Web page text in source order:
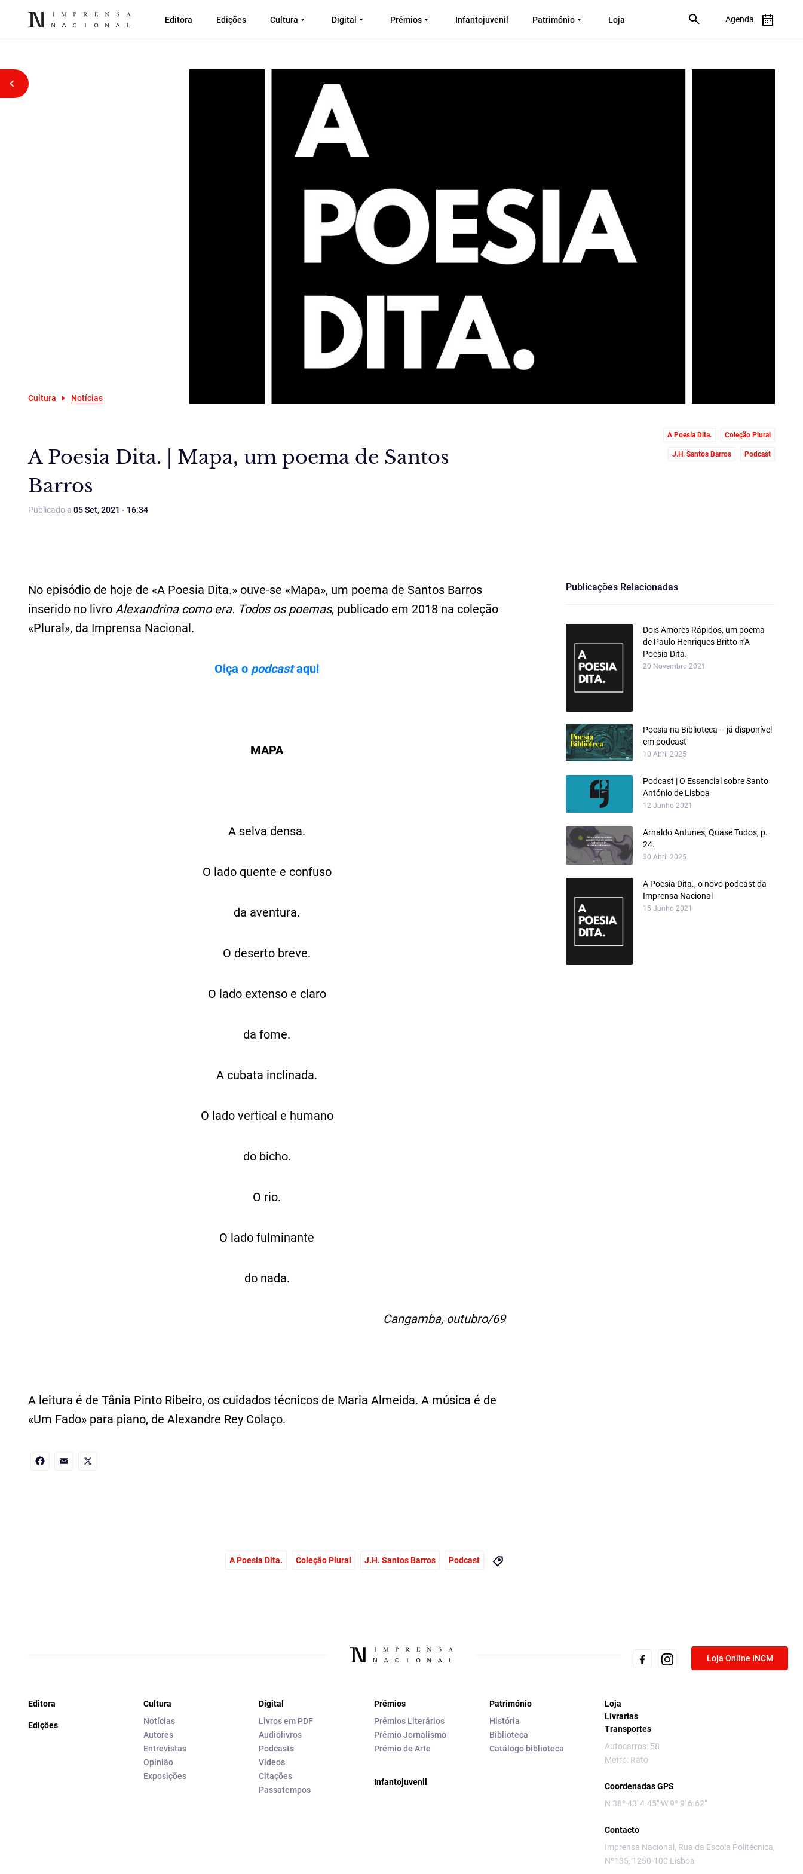
Editora Edições Cultura Digital Prémios Infantojuvenil Património Loja Agenda
Voltar atrás
Cultura Notícias
A Poesia Dita. | Mapa, um poema de Santos
Barros
Publicado a 05 Set, 2021 - 16:34
A Poesia Dita. Coleção Plural
J.H. Santos Barros Podcast
No episódio de hoje de «A Poesia Dita.» ouve-se «Mapa», um poema de Santos Barros
inserido no livro Alexandrina como era. Todos os poemas, publicado em 2018 na coleção
«Plural», da Imprensa Nacional.
Oiça o podcastaqui
MAPA
A selva densa.
O lado quente e confuso
da aventura.
O deserto breve.
O lado extenso e claro
da fome.
A cubata inclinada.
O lado vertical e humano
do bicho.
O rio.
O lado fulminante
do nada.
Cangamba, outubro/69
A leitura é de Tânia Pinto Ribeiro, os cuidados técnicos de Maria Almeida. A música é de
«Um Fado» para piano, de Alexandre Rey Colaço.
Publicações Relacionadas
Dois Amores Rápidos, um poema
de Paulo Henriques Britto n’A
Poesia Dita.
20 Novembro 2021
Poesia na Biblioteca – já disponível
em podcast
10 Abril 2025
Podcast | O Essencial sobre Santo
António de Lisboa
12 Junho 2021
Arnaldo Antunes, Quase Tudos, p.
24.
30 Abril 2025
A Poesia Dita., o novo podcast da
Imprensa Nacional
15 Junho 2021
A Poesia Dita. Coleção Plural J.H. Santos Barros Podcast
Loja Online INCM
Editora
Edições
Cultura
Notícias
Autores
Entrevistas
Opinião
Exposições
Digital
Livros em PDF
Audiolivros
Podcasts
Vídeos
Citações
Passatempos
Prémios
Prémios Literários
Prémio Jornalismo
Prémio de Arte
Infantojuvenil
Património
História
Biblioteca
Catálogo biblioteca
Loja
Livrarias
Transportes
Autocarros: 58
Metro: Rato
Coordenadas GPS
N 38º 43' 4.45" W 9º 9' 6.62"
Contacto
Imprensa Nacional, Rua da Escola Politécnica,
Nº135, 1250-100 Lisboa